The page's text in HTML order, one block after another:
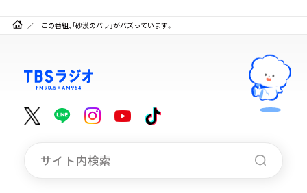
この番組、「砂漠のバラ」がバズっています。